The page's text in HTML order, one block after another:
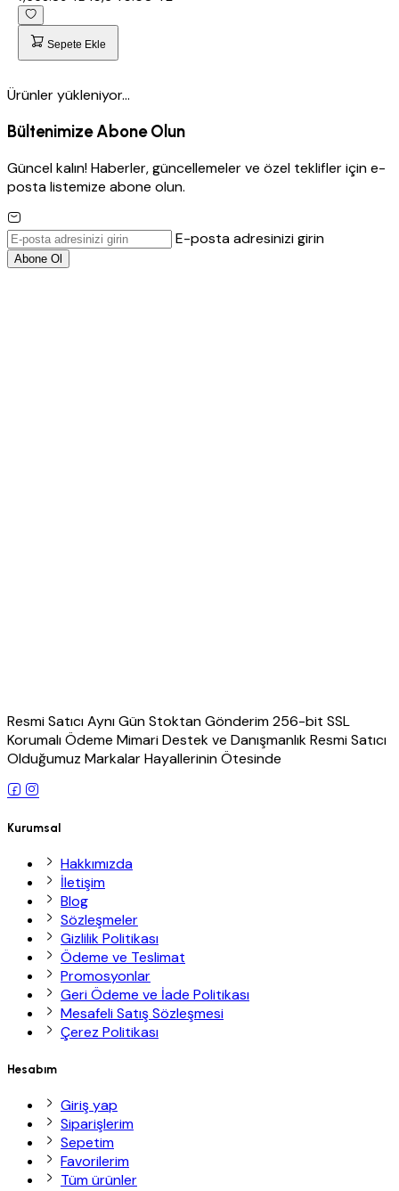
Sepete Ekle
Ürünler yükleniyor...
Bültenimize Abone Olun
Güncel kalın! Haberler, güncellemeler ve özel teklifler için e-
posta listemize abone olun.
E-posta adresinizi girin
Abone Ol
Resmi Satıcı Aynı Gün Stoktan Gönderim 256-bit SSL
Korumalı Ödeme Mimari Destek ve Danışmanlık Resmi Satıcı
Olduğumuz Markalar Hayallerinin Ötesinde
Kurumsal
Hakkımızda
İletişim
Blog
Sözleşmeler
Gizlilik Politikası
Ödeme ve Teslimat
Promosyonlar
Geri Ödeme ve İade Politikası
Mesafeli Satış Sözleşmesi
Çerez Politikası
Hesabım
Giriş yap
Siparişlerim
Sepetim
Favorilerim
Tüm ürünler